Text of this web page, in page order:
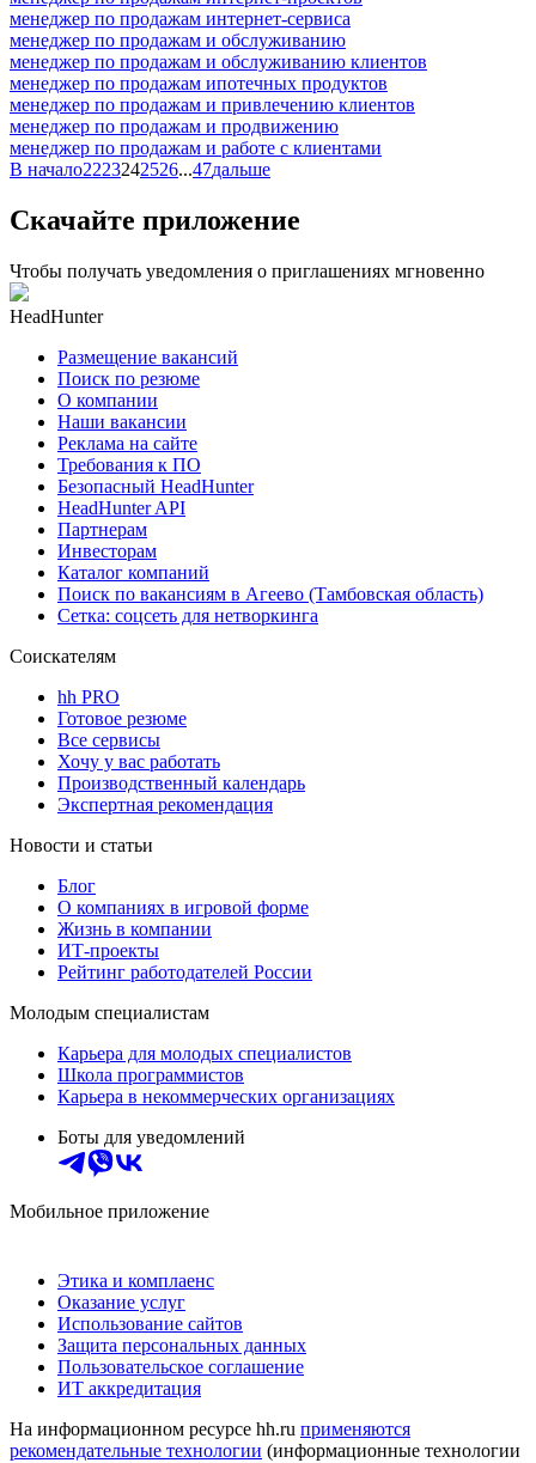
менеджер по продажам интернет-сервиса
менеджер по продажам и обслуживанию
менеджер по продажам и обслуживанию клиентов
менеджер по продажам ипотечных продуктов
менеджер по продажам и привлечению клиентов
менеджер по продажам и продвижению
менеджер по продажам и работе с клиентами
В начало2223242526...47дальше
Скачайте приложение
Чтобы получать уведомления о приглашениях мгновенно
HeadHunter
Размещение вакансий
Поиск по резюме
О компании
Наши вакансии
Реклама на сайте
Требования к ПО
Безопасный HeadHunter
HeadHunter API
Партнерам
Инвесторам
Каталог компаний
Поиск по вакансиям в Агеево (Тамбовская область)
Сетка: соцсеть для нетворкинга
Соискателям
hh PRO
Готовое резюме
Все сервисы
Хочу у вас работать
Производственный календарь
Экспертная рекомендация
Новости и статьи
Блог
О компаниях в игровой форме
Жизнь в компании
ИТ-проекты
Рейтинг работодателей России
Молодым специалистам
Карьера для молодых специалистов
Школа программистов
Карьера в некоммерческих организациях
Боты для уведомлений
Мобильное приложение
Этика и комплаенс
Оказание услуг
Использование сайтов
Защита персональных данных
Пользовательское соглашение
ИТ аккредитация
На информационном ресурсе hh.ru применяются
рекомендательные технологии (информационные технологии